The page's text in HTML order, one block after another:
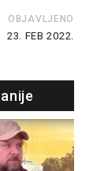
OBJAVLJENO
23. FEB 2022.